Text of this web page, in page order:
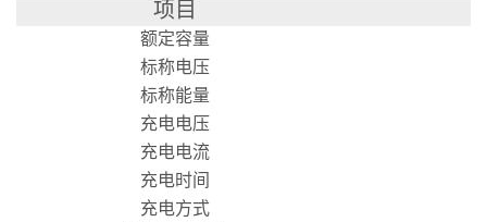
项目
额定容量
标称电压
标称能量
充电电压
充电电流
充电时间
充电方式